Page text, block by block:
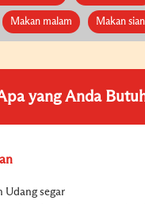
Makan malam Makan
yang Anda
Udang segar